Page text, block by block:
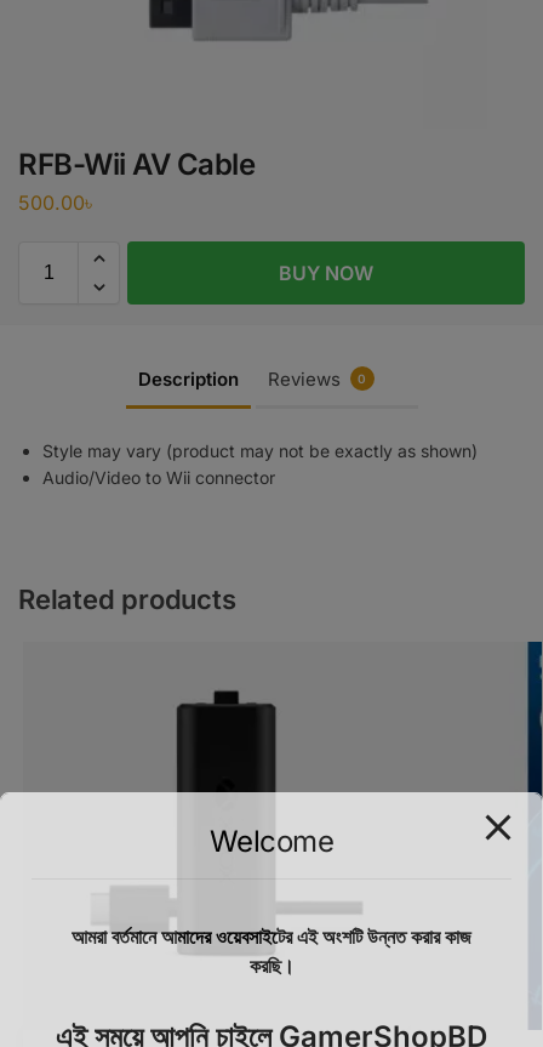
RFB-Wii AV Cable
500.00৳
BUY NOW
Description Reviews 0
Style may vary (product may not be exactly as shown)
Audio/Video to Wii connector
Related products
Welcome
আমরা বর্তমানে আমাদের ওয়েবসাইটের এই অংশটি উন্নত করার কাজ
করছি।
এই সময়ে আপনি চাইলে GamerShopBD